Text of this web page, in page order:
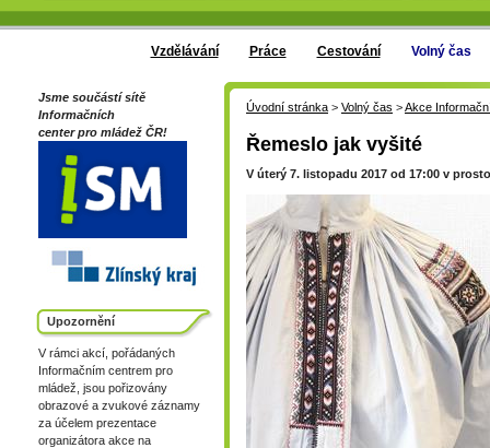
Vzdělávání Práce Cestování Volný čas
Jsme součástí sítě
Informačních
center pro mládež ČR!
Upozornění
V rámci akcí, pořádaných
Informačním centrem pro
mládež, jsou pořizovány
obrazové a zvukové záznamy
za účelem prezentace
organizátora akce na
Úvodní stránka > Volný čas >Akce
Řemeslo jak vyšité
V úterý 7. listopadu 2017 od 17:00 v